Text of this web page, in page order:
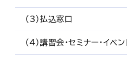
（3）払込窓口
（4）講習会・セミナー・イベ